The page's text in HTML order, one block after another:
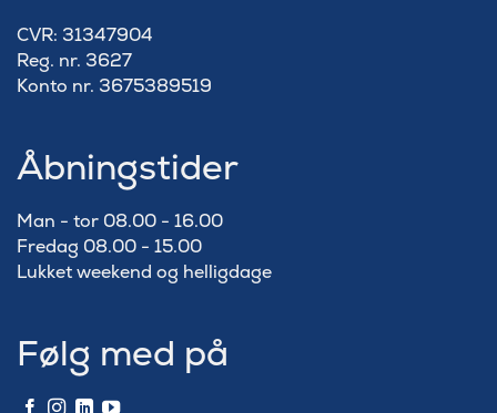
​CVR: 31347904
Reg. nr. 3627
Konto nr. 3675389519
Åbningstider
Man - tor 08.00 - 16.00
Fredag 08.00 - 15.00
Lukket weekend og helligdage
Følg med på